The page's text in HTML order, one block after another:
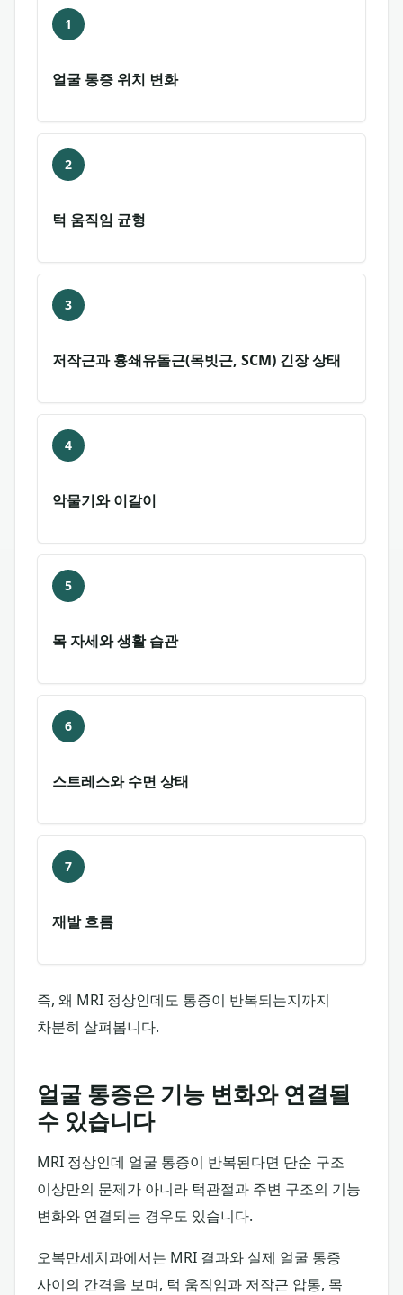
1
얼굴 통증 위치 변화
2
턱 움직임 균형
3
저작근과 흉쇄유돌근(목빗근, SCM) 긴장 상태
4
악물기와 이갈이
5
목 자세와 생활 습관
6
스트레스와 수면 상태
7
재발 흐름
즉, 왜 MRI 정상인데도 통증이 반복되는지까지
차분히 살펴봅니다.
얼굴 통증은 기능 변화와 연결될
수 있습니다
MRI 정상인데 얼굴 통증이 반복된다면 단순 구조
이상만의 문제가 아니라 턱관절과 주변 구조의 기능
변화와 연결되는 경우도 있습니다.
오복만세치과에서는 MRI 결과와 실제 얼굴 통증
사이의 간격을 보며, 턱 움직임과 저작근 압통, 목